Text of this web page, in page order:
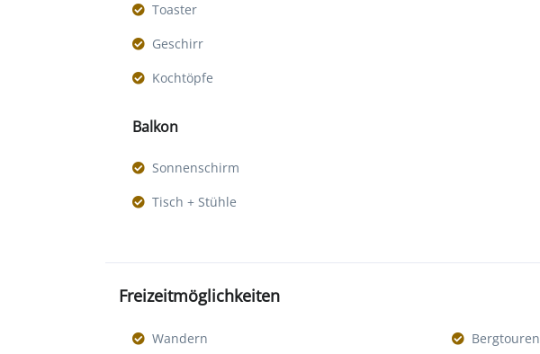
Toaster
Geschirr
Kochtöpfe
Balkon
Sonnenschirm
Tisch + Stühle
Freizeitmöglichkeiten
Wandern
Bergtouren